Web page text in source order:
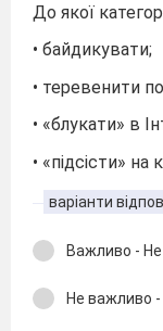
До якої
• байдикувати;
• теревенити
• «блукати» в
• «підсісти» на
варіанти
Важливо - Не
Не важливо -